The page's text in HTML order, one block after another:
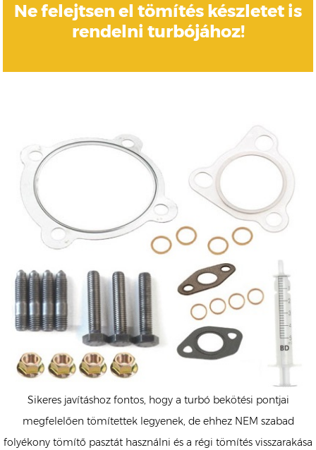
Ne felejtsen el tömítés készletet is
rendelni turbójához!
Sikeres javításhoz fontos, hogy a turbó bekötési pontjai
megfelelően tömítettek legyenek, de ehhez NEM szabad
folyékony tömítő pasztát használni és a régi tömítés visszarakása